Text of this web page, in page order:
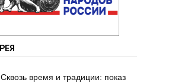
Сквозь время и традиции: показ